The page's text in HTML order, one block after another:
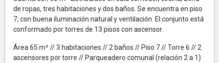
de ropas, tres habitaciones y dos baños. Se encuentra en piso
7, con buena iluminación natural y ventilación. El conjunto está
conformado por torres de 13 pisos con ascensor.
Área 65 m² // 3 habitaciones // 2 baños // Piso 7 // Torre 6 // 2
ascensores por torre // Parqueadero comunal (relación 2 a 1)